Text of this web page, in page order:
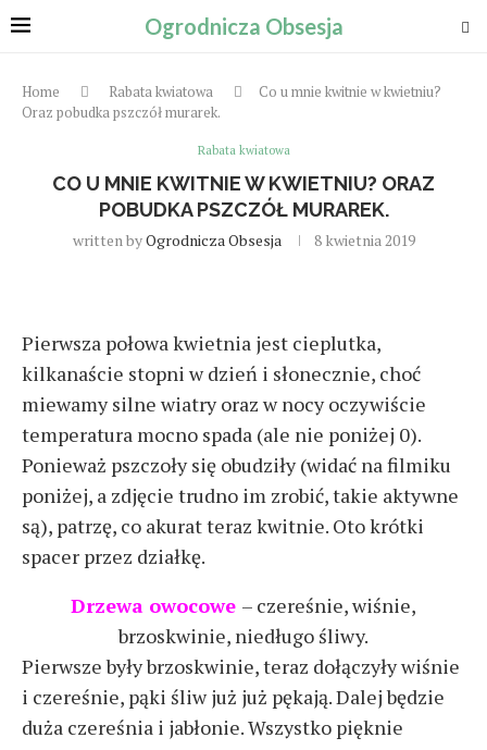
Ogrodnicza Obsesja
Home Rabata kwiatowa
Co u mnie kwitnie w kwietniu?
Oraz pobudka pszczół murarek.
Rabata kwiatowa
CO U MNIE KWITNIE W KWIETNIU? ORAZ
POBUDKA PSZCZÓŁ MURAREK.
written byOgrodnicza Obsesja 8 kwietnia 2019
Pierwsza połowa kwietnia jest cieplutka,
kilkanaście stopni w dzień i słonecznie, choć
miewamy silne wiatry oraz w nocy oczywiście
temperatura mocno spada (ale nie poniżej 0).
Ponieważ pszczoły się obudziły (widać na filmiku
poniżej, a zdjęcie trudno im zrobić, takie aktywne
są), patrzę, co akurat teraz kwitnie. Oto krótki
spacer przez działkę.
Drzewa owocowe – czereśnie, wiśnie,
brzoskwinie, niedługo śliwy.
Pierwsze były brzoskwinie, teraz dołączyły wiśnie
i czereśnie, pąki śliw już już pękają. Dalej będzie
duża czereśnia i jabłonie. Wszystko pięknie